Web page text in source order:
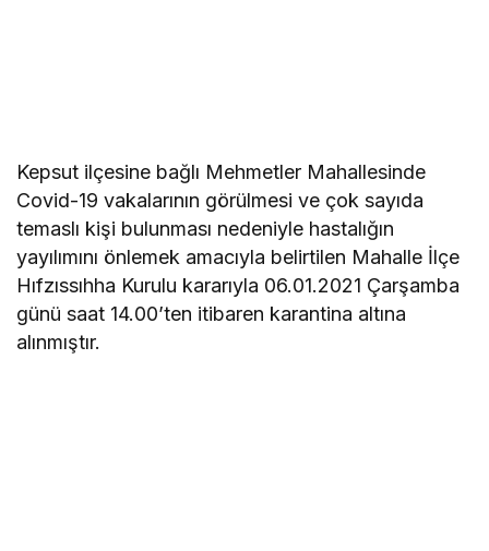
Kepsut ilçesine bağlı Mehmetler Mahallesinde
Covid-19 vakalarının görülmesi ve çok sayıda
temaslı kişi bulunması nedeniyle hastalığın
yayılımını önlemek amacıyla belirtilen Mahalle İlçe
Hıfzıssıhha Kurulu kararıyla 06.01.2021 Çarşamba
günü saat 14.00’ten itibaren karantina altına
alınmıştır.